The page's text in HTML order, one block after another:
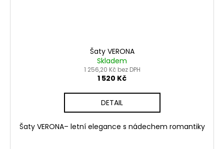
Šaty VERONA
Skladem
1 256,20 Kč bez DPH
1 520 Kč
DETAIL
Šaty VERONA– letní elegance s nádechem romantiky